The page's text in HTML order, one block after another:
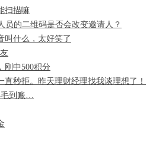
扫描嘛
员的二维码是否会改变邀请人？
叫什么，太好笑了
刚中500积分
直秒拒。昨天理财经理找我谈理想了！
毛到账…